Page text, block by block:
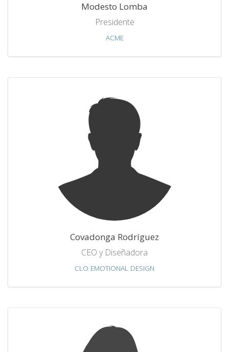
Modesto Lomba
Presidente
ACME
Covadonga Rodríguez
CEO y Diseñadora
CLO EMOTIONAL DESIGN